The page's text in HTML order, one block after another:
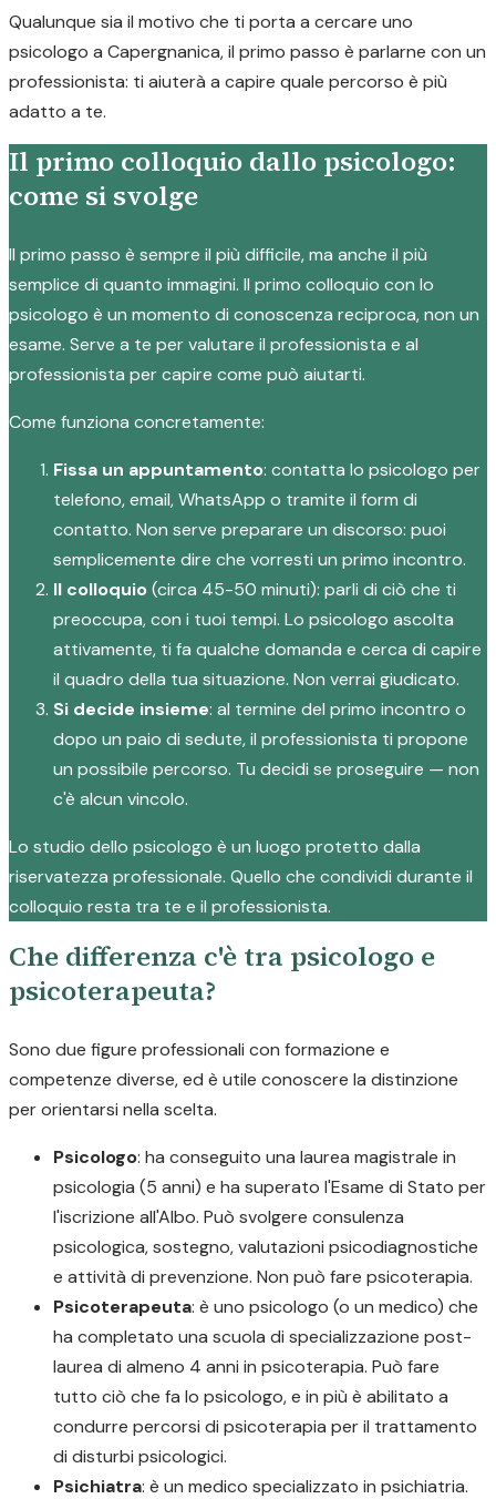
Qualunque sia il motivo che ti porta a cercare uno
psicologo a Capergnanica, il primo passo è parlarne con un
professionista: ti aiuterà a capire quale percorso è più
adatto a te.
Il primo colloquio dallo psicologo:
come si svolge
Il primo passo è sempre il più difficile, ma anche il più
semplice di quanto immagini. Il primo colloquio con lo
psicologo è un momento di conoscenza reciproca, non un
esame. Serve a te per valutare il professionista e al
professionista per capire come può aiutarti.
Come funziona concretamente:
Fissa un appuntamento: contatta lo psicologo per
telefono, email, WhatsApp o tramite il form di
contatto. Non serve preparare un discorso: puoi
semplicemente dire che vorresti un primo incontro.
Il colloquio(circa 45-50 minuti): parli di ciò che ti
preoccupa, con i tuoi tempi. Lo psicologo ascolta
attivamente, ti fa qualche domanda e cerca di capire
il quadro della tua situazione. Non verrai giudicato.
Si decide insieme: al termine del primo incontro o
dopo un paio di sedute, il professionista ti propone
un possibile percorso. Tu decidi se proseguire — non
c'è alcun vincolo.
Lo studio dello psicologo è un luogo protetto dalla
riservatezza professionale. Quello che condividi durante il
colloquio resta tra te e il professionista.
Che differenza c'è tra psicologo e
psicoterapeuta?
Sono due figure professionali con formazione e
competenze diverse, ed è utile conoscere la distinzione
per orientarsi nella scelta.
Psicologo: ha conseguito una laurea magistrale in
psicologia (5 anni) e ha superato l'Esame di Stato per
l'iscrizione all'Albo. Può svolgere consulenza
psicologica, sostegno, valutazioni psicodiagnostiche
e attività di prevenzione. Non può fare psicoterapia.
Psicoterapeuta: è uno psicologo (o un medico) che
ha completato una scuola di specializzazione post-
laurea di almeno 4 anni in psicoterapia. Può fare
tutto ciò che fa lo psicologo, e in più è abilitato a
condurre percorsi di psicoterapia per il trattamento
di disturbi psicologici.
Psichiatra: è un medico specializzato in psichiatria.